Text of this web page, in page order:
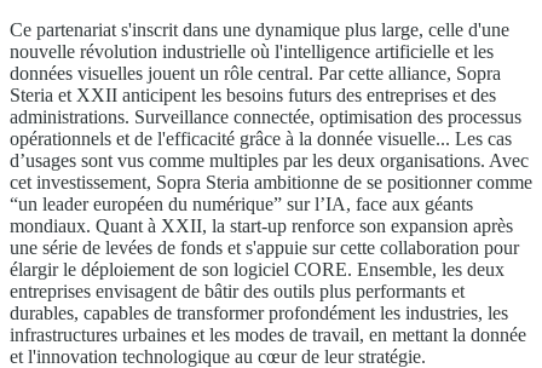
Ce partenariat s'inscrit dans une dynamique plus large, celle d'une
nouvelle révolution industrielle où l'intelligence artificielle et les
données visuelles jouent un rôle central. Par cette alliance, Sopra
Steria et XXII anticipent les besoins futurs des entreprises et des
administrations. Surveillance connectée, optimisation des processus
opérationnels et de l'efficacité grâce à la donnée visuelle... Les cas
d’usages sont vus comme multiples par les deux organisations. Avec
cet investissement, Sopra Steria ambitionne de se positionner comme
“un leader européen du numérique” sur l’IA, face aux géants
mondiaux. Quant à XXII, la start-up renforce son expansion après
une série de levées de fonds et s'appuie sur cette collaboration pour
élargir le déploiement de son logiciel CORE. Ensemble, les deux
entreprises envisagent de bâtir des outils plus performants et
durables, capables de transformer profondément les industries, les
infrastructures urbaines et les modes de travail, en mettant la donnée
et l'innovation technologique au cœur de leur stratégie.